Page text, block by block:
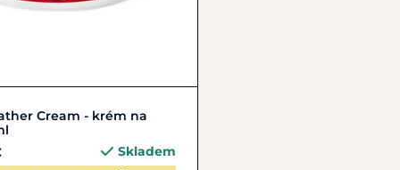
Do košíku
Cream - krém na
Skladem